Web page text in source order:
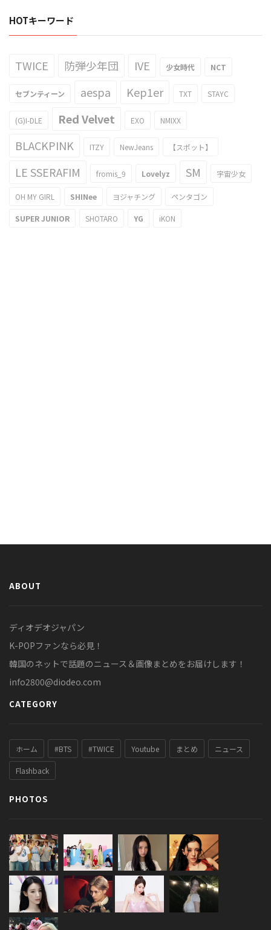
HOTキーワード
TWICE 防弾少年団 IVE 少女時代 NCT
セブンティーン aespa Kep1er TXT STAYC
(G)I-DLE Red Velvet EXO NMIXX
BLACKPINK ITZY NewJeans 【スポット】
LE SSERAFIM fromis_9 Lovelyz SM 宇宙少女
OH MY GIRL SHINee ヨジャチング ペンタゴン
SUPER JUNIOR SHOTARO YG iKON
ABOUT
ディオデオジャパン
K-POPファンなら必見！
韓国のネットで話題のニュース＆画像まとめをお届けします！
info2800@diodeo.com
CATEGORY
ホーム #BTS #TWICE Youtube まとめ ニュース
Flashback
PHOTOS